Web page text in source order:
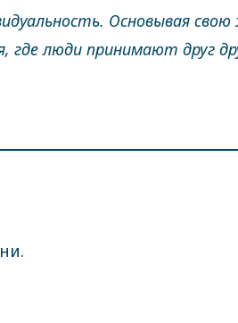
Основывая
где люди принимают друг